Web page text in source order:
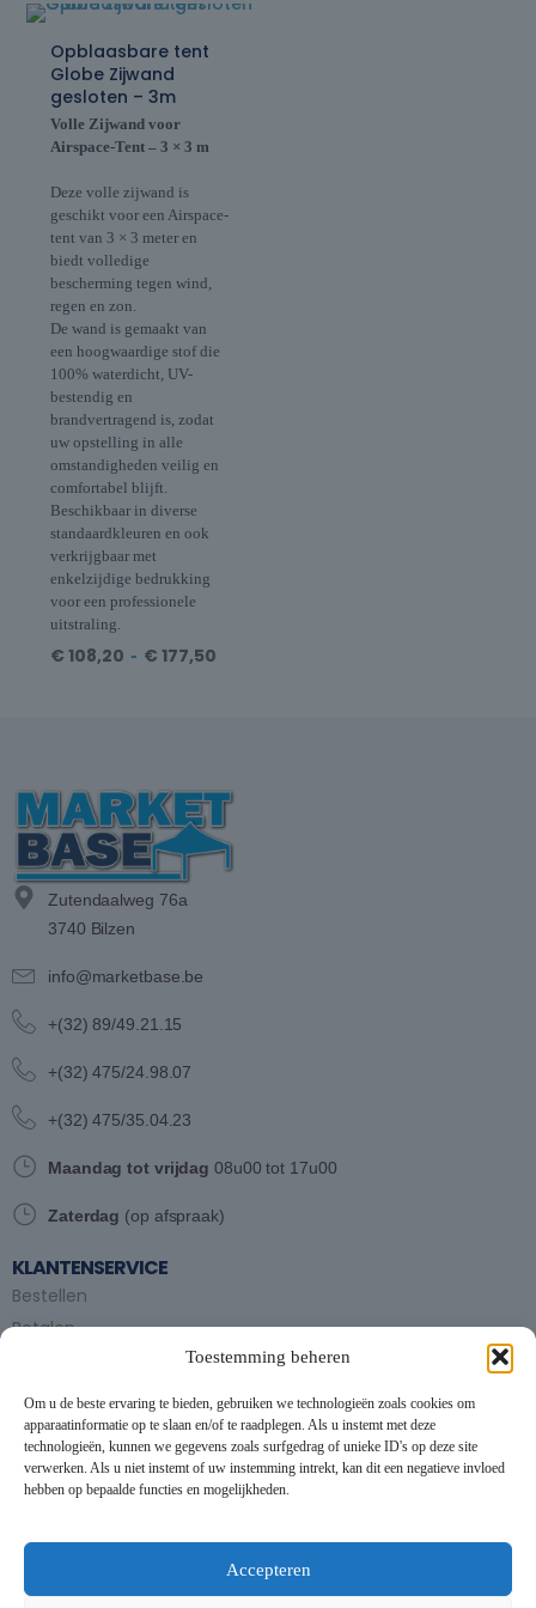
Toestemming beheren
Om u de beste ervaring te bieden, gebruiken we technologieën zoals cookies om
apparaatinformatie op te slaan en/of te raadplegen. Als u instemt met deze
technologieën, kunnen we gegevens zoals surfgedrag of unieke ID's op deze site
verwerken. Als u niet instemt of uw instemming intrekt, kan dit een negatieve invloed
hebben op bepaalde functies en mogelijkheden.
Accepteren
Opblaasbare tent
Globe Zijwand
gesloten – 3m
Volle Zijwand voor
Airspace-Tent – 3 × 3 m
Deze volle zijwand is
geschikt voor een Airspace-
tent van 3 × 3 meter en
biedt volledige
bescherming tegen wind,
regen en zon.
De wand is gemaakt van
een hoogwaardige stof die
100% waterdicht, UV-
bestendig en
brandvertragend is, zodat
uw opstelling in alle
omstandigheden veilig en
comfortabel blijft.
Beschikbaar in diverse
standaardkleuren en ook
verkrijgbaar met
enkelzijdige bedrukking
voor een professionele
uitstraling.
€ 108,20 - € 177,50
Zutendaalweg 76a
3740 Bilzen
info@marketbase.be
+(32) 89/49.21.15
+(32) 475/24.98.07
+(32) 475/35.04.23
Maandag tot vrijdag 08u00 tot 17u00
Zaterdag (op afspraak)
KLANTENSERVICE
Bestellen
Betalen
Partytent huren
Handleiding partytenten
VOORWAARDEN
Privacybeleid
This website uses cookies to improve your experience. By using
this website you agree to ourData Protection Policy